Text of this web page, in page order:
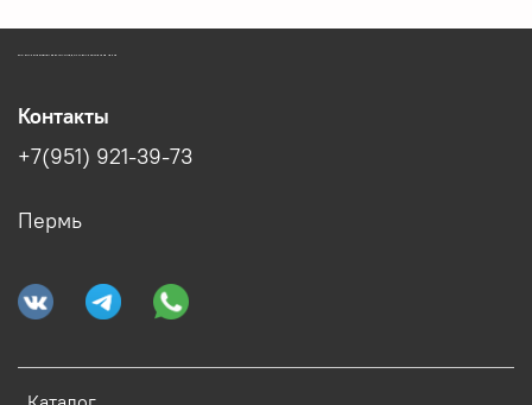
Контакты
+7(951) 921-39-73
Пермь